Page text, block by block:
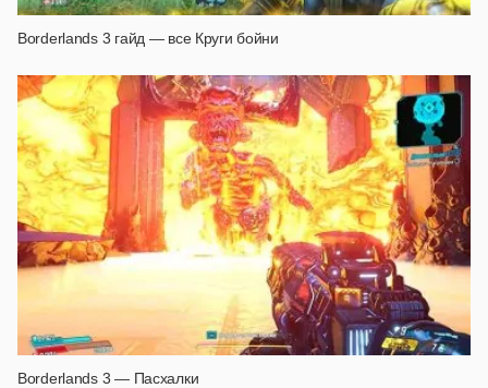
Borderlands 3 гайд — все Круги бойни
Borderlands 3 — Пасхалки